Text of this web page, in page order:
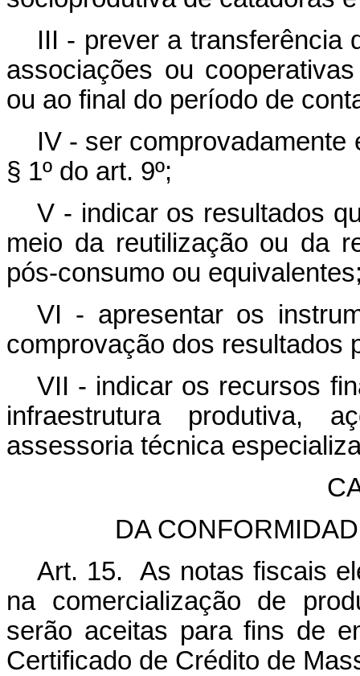
III - prever a transferência
associações ou
ou ao final do período de
IV - ser
§ 1º do art. 9º;
V - indicar os resultados
meio da reutilização ou da
pós-consumo ou
VI - apresentar os
comprovação dos resultados
VII - indicar os recursos
infraestrutura produtiva,
assessoria técnica
DA
Art. 15. As notas fiscais
na comercialização de
serão aceitas para fins de
Certificado de Crédito de